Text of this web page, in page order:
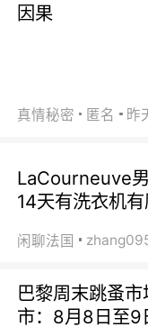
因果
真情秘密 匿名 昨
LaCourneuve
14天有洗衣机
闲聊法国
巴黎周末跳蚤
市：8月8日至9